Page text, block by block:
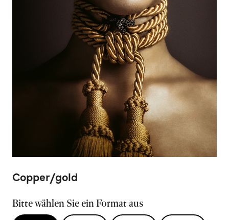
Copper/gold
Bitte wählen Sie ein Format aus